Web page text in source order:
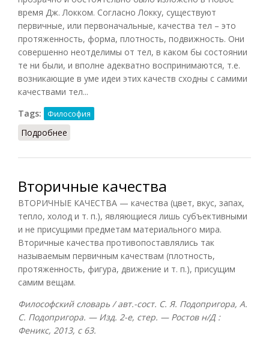
время Дж. Локком. Согласно Локку, существуют
первичные, или первоначальные, качества тел – это
протяженность, форма, плотность, подвижность. Они
совершенно неотделимы от тел, в каком бы состоянии
те ни были, и вполне адекватно воспринимаются, т.е.
возникающие в уме идеи этих качеств сходны с самими
качествами тел...
Tags:
Философия
Подробнее
Вторичные качества
ВТОРИЧНЫЕ КАЧЕСТВА — качества (цвет, вкус, запах,
тепло, холод и т. п.), являющиеся лишь субъективными
и не присущими предметам материального мира.
Вторичные качества противопоставлялись так
называемым первичным качествам (плотность,
протяженность, фигура, движение и т. п.), присущим
самим вещам.
Философский словарь / авт.-сост. С. Я. Подопригора, А.
С. Подопригора. — Изд. 2-е, стер. — Ростов н/Д :
Феникс, 2013, с 63.